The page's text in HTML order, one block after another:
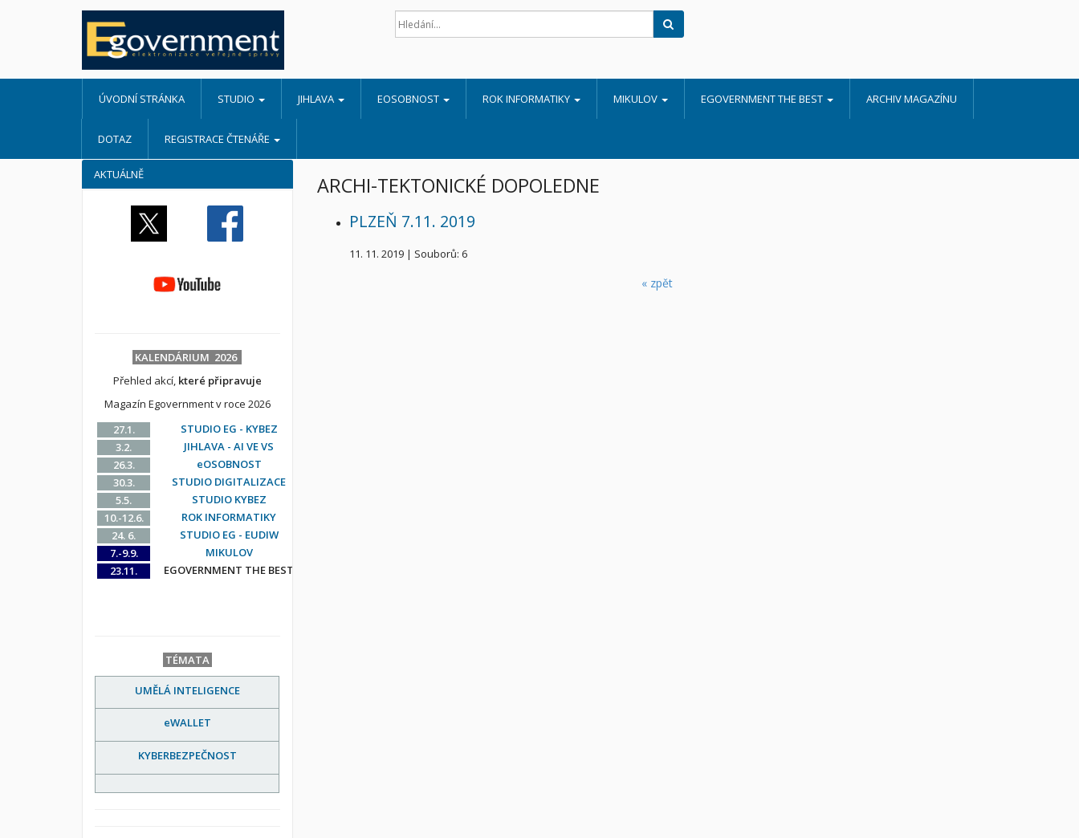
ÚVODNÍ STRÁNKA STUDIO JIHLAVA EOSOBNOST ROK INFORMATIKY MIKULOV EGOVERNMENT THE BEST ARCHIV MAGAZÍNU
DOTAZ REGISTRACE ČTENÁŘE
ARCHI-TEKTONICKÉ DOPOLEDNE
PLZEŇ 7.11. 2019
11. 11. 2019 | Souborů: 6
« zpět
AKTUÁLNĚ
KALENDÁRIUM 2026
Přehled akcí, které připravuje
Magazín Egovernment v roce 2026
27.1.
STUDIO EG - KYBEZ
3.2.
JIHLAVA - AI VE VS
26.3.
eOSOBNOST
30.3.
STUDIO DIGITALIZACE
5.5.
STUDIO KYBEZ
10.-12.6.
ROK INFORMATIKY
24. 6.
STUDIO EG - EUDIW
7.-9.9.
MIKULOV
23.11.
EGOVERNMENT THE BEST
TÉMATA
UMĚLÁ INTELIGENCE
eWALLET
KYBERBEZPEČNOST